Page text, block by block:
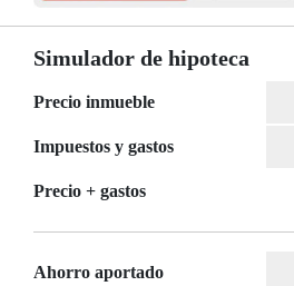
Simulador de hipoteca
Precio inmueble
Impuestos y gastos
Precio + gastos
Ahorro aportado